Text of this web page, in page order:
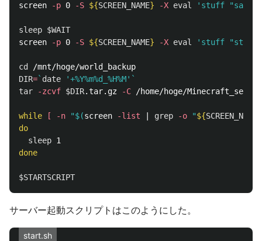
screen
-p 0 -S ${SCREEN_NAME} -X eval 'stuff "say すぐ
sleep $WAIT
screen
-p 0 -S ${SCREEN_NAME} -X eval 'stuff
cd
DIR=` date '+%Y%m%d_%H%M' `
tar
-zcvf $DIR.tar.gz -C /home/hoge/
while [ -n "$(screen -list grep -o "${SCREEN_NAME
do
sleep
done
$STARTSCRIPT
サーバー起動スクリプトはこのようにした。
start.sh